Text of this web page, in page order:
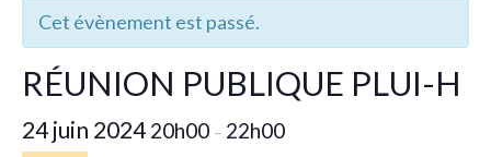
Cet évènement est passé.
RÉUNION PUBLIQUE PLUI-H
24 juin 2024 20h00 – 22h00